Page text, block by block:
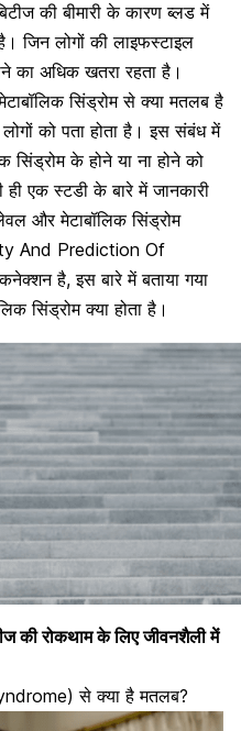
की बीमारी के कारण ब्लड में
जिन लोगों की लाइफस्टाइल
का अधिक खतरा रहता है।
सिंड्रोम से क्या मतलब है
को पता होता है। इस संबंध में
सिंड्रोम के होने या ना होने को
एक स्टडी के बारे में जानकारी
और मेटाबॉलिक सिंड्रोम
And Prediction Of
है, इस बारे में बताया गया
सिंड्रोम क्या होता है।
की रोकथाम के लिए जीवनशैली में
से क्या है मतलब?